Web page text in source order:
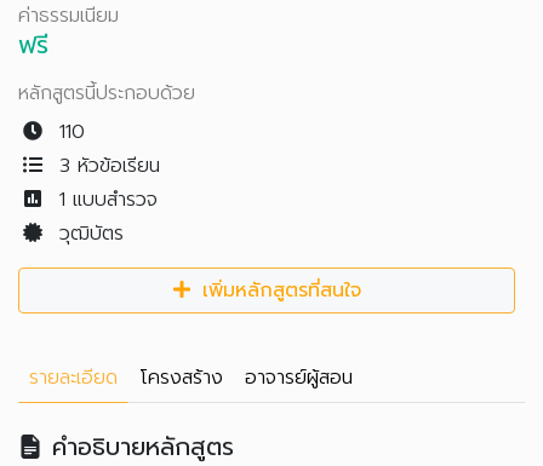
ค่าธรรมเนียม
ฟรี
หลักสูตรนี้ประกอบด้วย
110
3 หัวข้อเรียน
1 แบบสำรวจ
วุฒิบัตร
เพิ่มหลักสูตรที่สนใจ
รายละเอียด โครงสร้าง อาจารย์ผู้สอน
คำอธิบายหลักสูตร